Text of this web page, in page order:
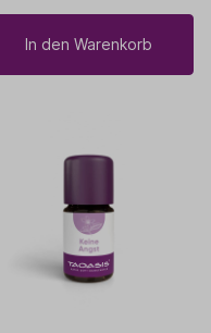
In den Warenkorb